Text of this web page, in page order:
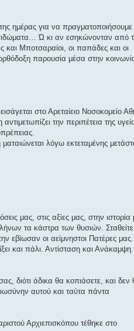
ημέρας για να πραγματοποιήσουμε
Ώ κι αν εσηκώνονταν από
και Μποτσαραίοι, οι παπάδες και οι
παρουσία μέσα στην
στο Αρεταίειο Νοσοκομείο
την περιπέτεια της
λόγω εκτεταμένης
μας, στις αξίες μας, στην ιστορία
τα κάστρα των θυσιών. Σταθείτε
εβίωσαν οι αείμνηστοι Πατέρες
και πάλι. Αντίσταση και
διότι άδικα θα κοπιάσετε, και δεν
αυτού και ταύτα πάντα
Αρχιεπισκόπου τέθηκε στο